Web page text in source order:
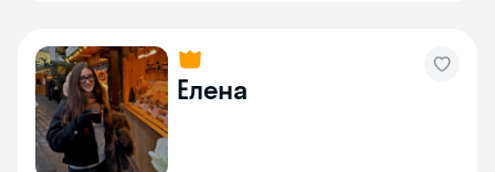
Елена